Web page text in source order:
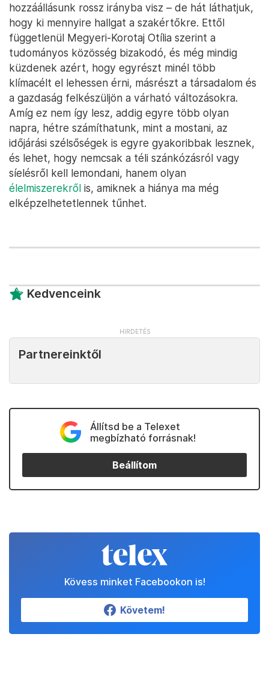
hozzáállásunk rossz irányba visz – de hát láthatjuk,
hogy ki mennyire hallgat a szakértőkre. Ettől
függetlenül Megyeri-Korotaj Otília szerint a
tudományos közösség bizakodó, és még mindig
küzdenek azért, hogy egyrészt minél több
klímacélt el lehessen érni, másrészt a társadalom és
a gazdaság felkészüljön a várható változásokra.
Amíg ez nem így lesz, addig egyre több olyan
napra, hétre számíthatunk, mint a mostani, az
időjárási szélsőségek is egyre gyakoribbak lesznek,
és lehet, hogy nemcsak a téli szánkózásról vagy
síelésről kell lemondani, hanem olyan
élelmiszerekről is, amiknek a hiánya ma még
elképzelhetetlennek tűnhet.
Kedvenceink
Partnereinktől
Állítsd be a Telexet
megbízható forrásnak!
Beállítom
Kövess minket Facebookon is!
Követem!